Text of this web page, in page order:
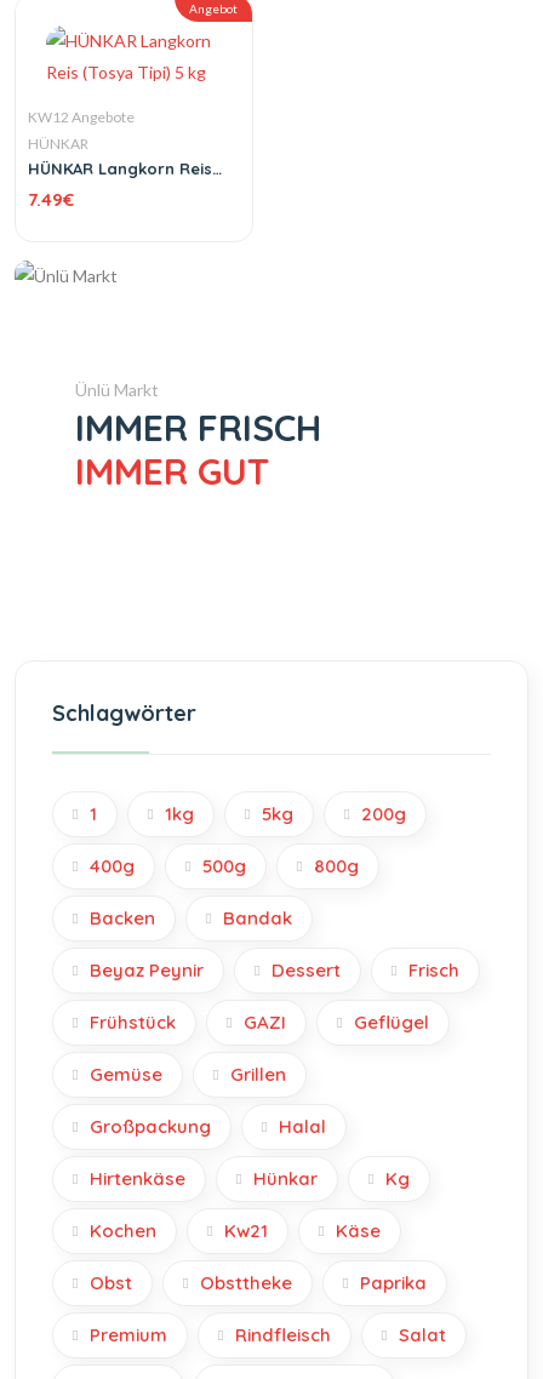
Angebot
KW12 Angebote
HÜNKAR
HÜNKAR Langkorn Reis
7.49€
Ünlü Markt
IMMER FRISCH
IMMER GUT
Schlagwörter
1 1kg 5kg 200g
400g 500g 800g
Backen Bandak
Beyaz Peynir Dessert Frisch
Frühstück GAZI Geflügel
Gemüse Grillen
Großpackung Halal
Hirtenkäse Hünkar Kg
Kochen Kw21 Käse
Obst Obsttheke Paprika
Premium Rindfleisch Salat